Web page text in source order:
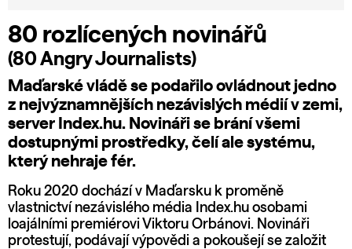
80 rozlícených novinářů
(80 Angry Journalists)
Maďarské vládě se podařilo ovládnout jedno
z nejvýznamnějších nezávislých médií v zemi,
server Index.hu. Novináři se brání všemi
dostupnými prostředky, čelí ale systému,
který nehraje fér.
Roku 2020 dochází v Maďarsku k proměně
vlastnictví nezávislého média Index.hu osobami
loajálními premiérovi Viktoru Orbánovi. Novináři
protestují, podávají výpovědi a pokoušejí se založit